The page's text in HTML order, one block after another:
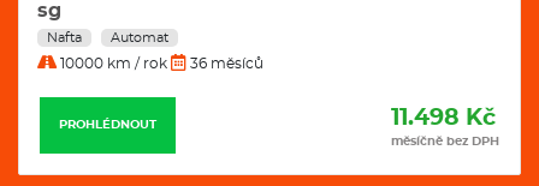
sg
Nafta Automat
10000 km / rok 36 měsíců
PROHLÉDNOUT 11.498 Kč
měsíčně bez DPH